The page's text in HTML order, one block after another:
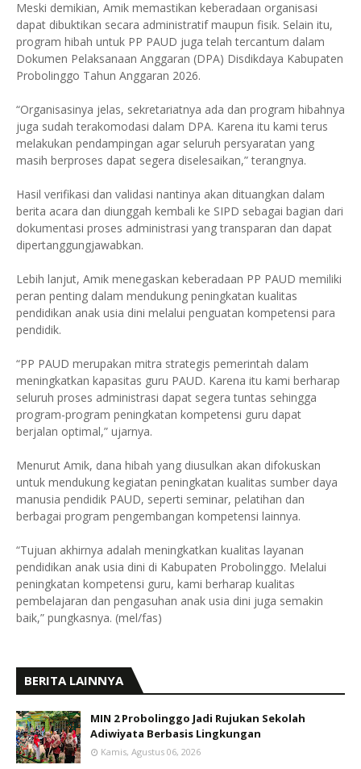
Meski demikian, Amik memastikan keberadaan organisasi
dapat dibuktikan secara administratif maupun fisik. Selain itu,
program hibah untuk PP PAUD juga telah tercantum dalam
Dokumen Pelaksanaan Anggaran (DPA) Disdikdaya Kabupaten
Probolinggo Tahun Anggaran 2026.
“Organisasinya jelas, sekretariatnya ada dan program hibahnya
juga sudah terakomodasi dalam DPA. Karena itu kami terus
melakukan pendampingan agar seluruh persyaratan yang
masih berproses dapat segera diselesaikan,” terangnya.
Hasil verifikasi dan validasi nantinya akan dituangkan dalam
berita acara dan diunggah kembali ke SIPD sebagai bagian dari
dokumentasi proses administrasi yang transparan dan dapat
dipertanggungjawabkan.
Lebih lanjut, Amik menegaskan keberadaan PP PAUD memiliki
peran penting dalam mendukung peningkatan kualitas
pendidikan anak usia dini melalui penguatan kompetensi para
pendidik.
“PP PAUD merupakan mitra strategis pemerintah dalam
meningkatkan kapasitas guru PAUD. Karena itu kami berharap
seluruh proses administrasi dapat segera tuntas sehingga
program-program peningkatan kompetensi guru dapat
berjalan optimal,” ujarnya.
Menurut Amik, dana hibah yang diusulkan akan difokuskan
untuk mendukung kegiatan peningkatan kualitas sumber daya
manusia pendidik PAUD, seperti seminar, pelatihan dan
berbagai program pengembangan kompetensi lainnya.
“Tujuan akhirnya adalah meningkatkan kualitas layanan
pendidikan anak usia dini di Kabupaten Probolinggo. Melalui
peningkatan kompetensi guru, kami berharap kualitas
pembelajaran dan pengasuhan anak usia dini juga semakin
baik,” pungkasnya. (mel/fas)
BERITA LAINNYA
MIN 2 Probolinggo Jadi Rujukan Sekolah
Adiwiyata Berbasis Lingkungan
Kamis, Agustus 06, 2026